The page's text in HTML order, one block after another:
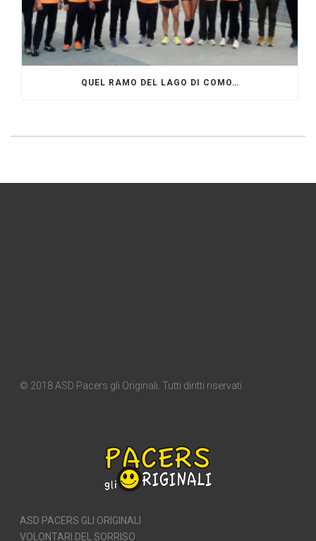
QUEL RAMO DEL LAGO DI COMO…
© 2018 ASD Pacers gli Originali. Tutti diritti riservati.
ASD PACERS GLI ORIGINALI
VOLONTARI DEL SORRISO